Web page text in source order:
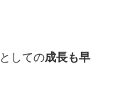
しての成長も早